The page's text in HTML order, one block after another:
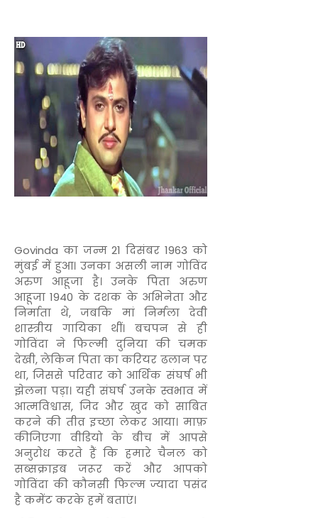
Govinda का जन्म 21 दिसंबर 1963 को
मुंबई में हुआ। उनका असली नाम गोविंद
अरुण आहूजा है। उनके पिता अरुण
आहूजा 1940 के दशक के अभिनेता और
निर्माता थे, जबकि मां निर्मला देवी
शास्त्रीय गायिका थीं। बचपन से ही
गोविंदा ने फिल्मी दुनिया की चमक
देखी, लेकिन पिता का करियर ढलान पर
था, जिससे परिवार को आर्थिक संघर्ष भी
झेलना पड़ा। यही संघर्ष उनके स्वभाव में
आत्मविश्वास, जिद और खुद को साबित
करने की तीव्र इच्छा लेकर आया। माफ़
कीजिएगा वीडियो के बीच में आपसे
अनुरोध करते हैं कि हमारे चैनल को
सब्सक्राइब जरूर करें और आपको
गोविंदा की कौनसी फिल्म ज्यादा पसंद
है कमेंट करके हमें बताएं।